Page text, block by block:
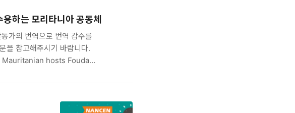
을 겪었다.
하는 모리타니아 공동체
가의 번역으로 번역 감수를
을 참고해주시기 바랍니다.
hosts Fouda